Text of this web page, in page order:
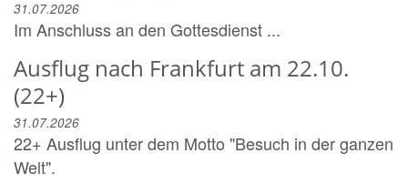
31.07.2026
Im Anschluss an den Gottesdienst ...
Ausflug nach Frankfurt am 22.10.
(22+)
31.07.2026
22+ Ausflug unter dem Motto "Besuch in der ganzen
Welt".